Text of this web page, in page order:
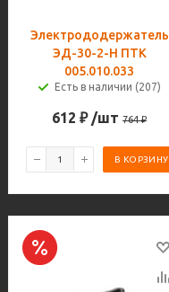
Электрододержатель
ЭД-30-2-H ПТК
005.010.033
Есть в наличии (207)
612 ₽ /шт 764₽
В КОРЗИНУ